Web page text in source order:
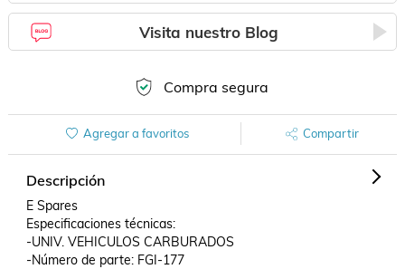
Visita nuestro Blog
Compra segura
Agregar a favoritos Compartir
Descripción
E Spares
Especificaciones técnicas:
-UNIV. VEHICULOS CARBURADOS
-Número de parte: FGI-177